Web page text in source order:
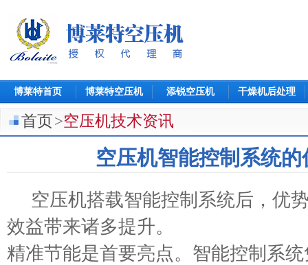
博莱特首页 博莱特空压机 添锐空压机 干燥机后处理
首页>空压机技术资讯
空压机智能控制系统
空压机搭载智能控制系统后，优
效益带来诸多提升。
精准节能是首要亮点。智能控制系